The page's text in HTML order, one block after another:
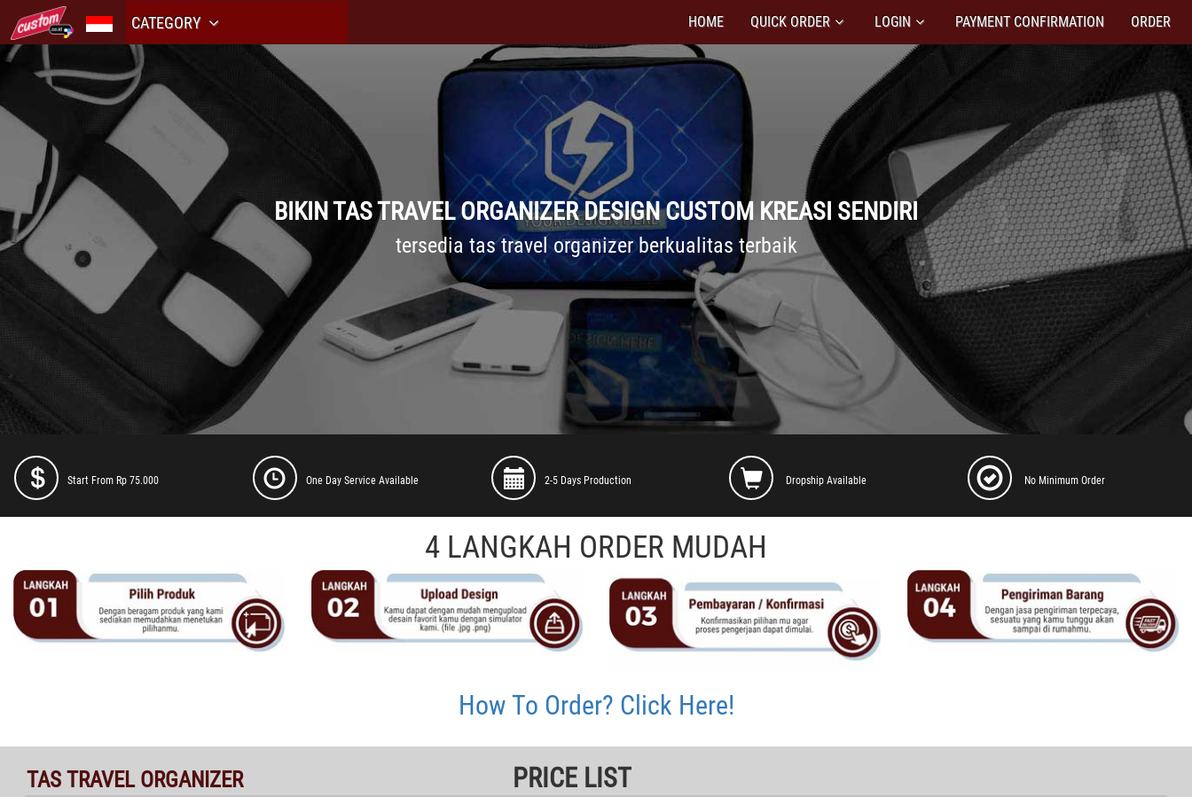
CATEGORY HOME QUICK ORDER LOGIN PAYMENT CONFIRMATION ORDER
BIKIN TAS TRAVEL ORGANIZER DESIGN CUSTOM KREASI SENDIRI
tersedia tas travel organizer berkualitas terbaik
Start From Rp 75.000 One Day Service Available 2-5 Days Production Dropship Available No Minimum Order
4 LANGKAH ORDER MUDAH
How To Order? Click Here!
TAS TRAVEL ORGANIZER PRICE LIST